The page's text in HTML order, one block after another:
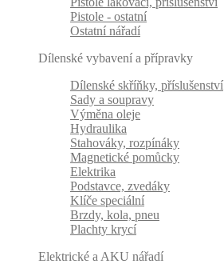
Pistole - ostatní
Ostatní nářadí
Dílenské vybavení a přípravky
Dílenské skříňky, příslušenství
Sady a soupravy
Výměna oleje
Hydraulika
Stahováky, rozpínáky
Magnetické pomůcky
Elektrika
Podstavce, zvedáky
Klíče speciální
Brzdy, kola, pneu
Plachty krycí
Elektrické a AKU nářadí